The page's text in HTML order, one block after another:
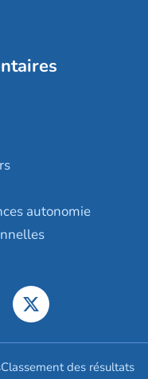
autonomie
Classement des résultats